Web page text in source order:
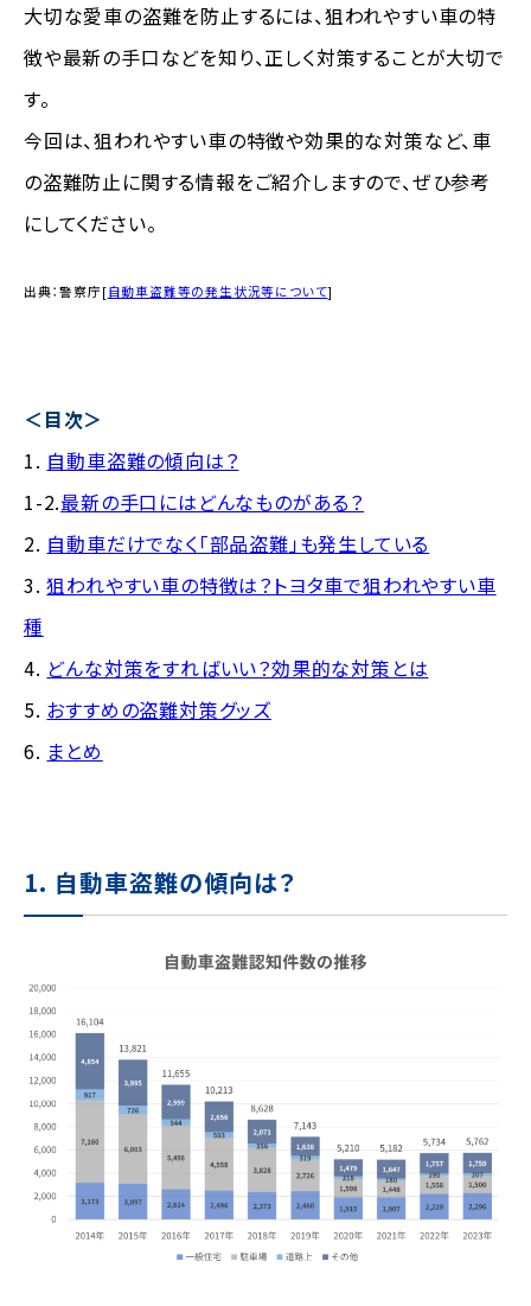
大切な愛車の盗難を防止するには、狙われやすい車の特
徴や最新の手口などを知り、正しく対策することが大切で
す。
今回は、狙われやすい車の特徴や効果的な対策など、車
の盗難防止に関する情報をご紹介しますので、ぜひ参考
にしてください。
出典：警察庁[自動車盗難等の発生状況等について]
＜目次＞
1. 自動車盗難の傾向は？
1-2.最新の手口にはどんなものがある？
2. 自動車だけでなく「部品盗難」も発生している
3.狙われやすい車の特徴は？トヨタ車で狙われやすい車
種
4. どんな対策をすればいい？効果的な対策とは
5. おすすめの盗難対策グッズ
6. まとめ
1. 自動車盗難の傾向は？